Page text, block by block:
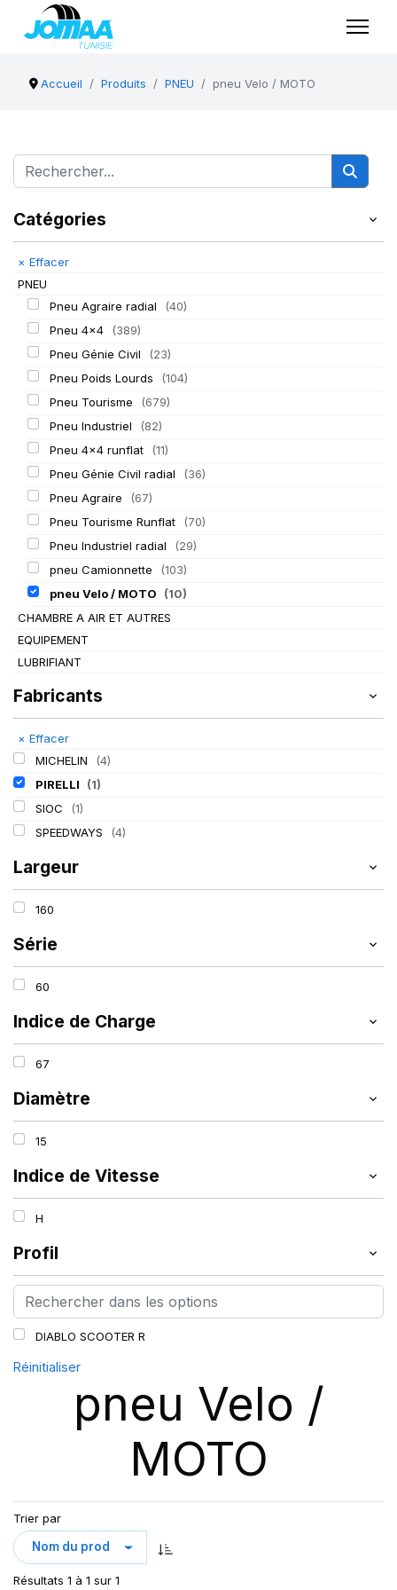
Accueil Produits PNEU pneu Velo / MOTO
Catégories
× Effacer
PNEU
Pneu Agraire radial
(40)
Pneu 4x4
(389)
Pneu Génie Civil
(23)
Pneu Poids Lourds
(104)
Pneu Tourisme
(679)
Pneu Industriel
(82)
Pneu 4x4 runflat
(11)
Pneu Génie Civil radial
(36)
Pneu Agraire
(67)
Pneu Tourisme Runflat
(70)
Pneu Industriel radial
(29)
pneu Camionnette
(103)
pneu Velo / MOTO
(10)
CHAMBRE A AIR ET AUTRES
EQUIPEMENT
LUBRIFIANT
Fabricants
× Effacer
MICHELIN
(4)
PIRELLI
(1)
SIOC
(1)
SPEEDWAYS
(4)
Largeur
160
Série
60
Indice de Charge
67
Diamètre
15
Indice de Vitesse
H
Profil
DIABLO SCOOTER R
Réinitialiser
pneu Velo /
MOTO
Trier par
Résultats 1 à 1 sur 1